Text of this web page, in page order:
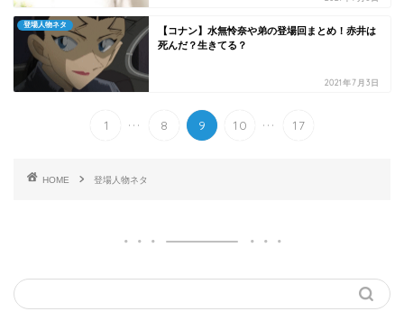
登場人物ネタ
【コナン】水無怜奈や弟の登場回まとめ！赤井は
死んだ？生きてる？
2021年7月3日
1 ... 8 9 10 ... 17
HOME 登場人物ネタ